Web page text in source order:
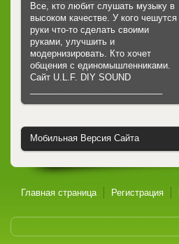
Все, кто любит слушать музыку в
высоком качестве. У кого чешутся
руки что-то сделать своими
руками, улучшить и
модернизировать. Кто хочет
общения с единомышленниками.
Cайт U.L.F. DIY SOUND
Мобильная Версия Сайта
Главная страница Регистрация